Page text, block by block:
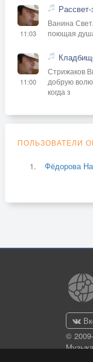
11:03
Рассвет-
Ванина
поющая
11:00
Стрижаков
добрую
когда з
ПОЛЬЗОВАТЕЛИ
Фёдорова
©